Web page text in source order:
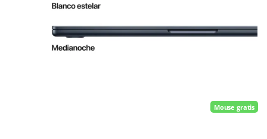
Mouse gratis